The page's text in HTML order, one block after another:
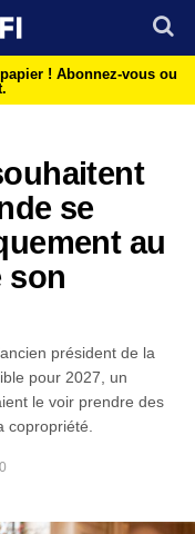
! Abonnez-vous ou
se
au
son
président de la
pour 2027, un
le voir prendre des
copropriété.